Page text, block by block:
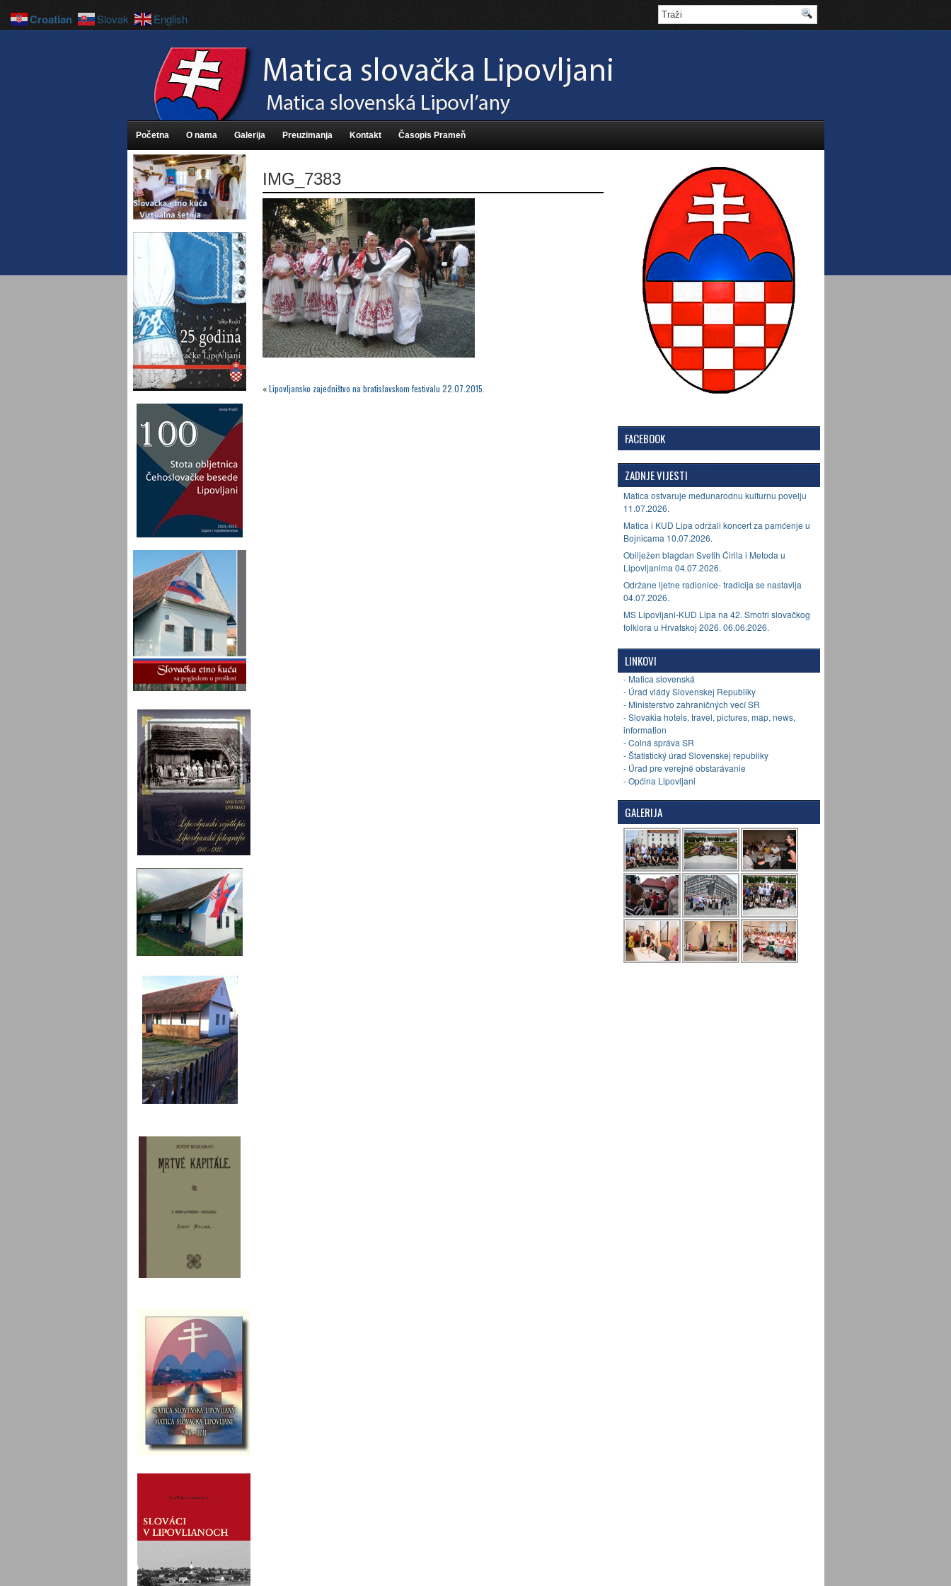
Početna O nama Galerija Preuzimanja Kontakt Časopis Prameň
IMG_7383
«Lipovljansko zajedništvo na bratislavskom festivalu 22.07.2015.
FACEBOOK
ZADNJE VIJESTI
Matica ostvaruje međunarodnu kulturnu povelju
11.07.2026.
Matica i KUD Lipa održali koncert za pamćenje u
Bojnicama 10.07.2026.
Obilježen blagdan Svetih Ćirila i Metoda u
Lipovljanima 04.07.2026.
Održane ljetne radionice- tradicija se nastavlja
04.07.2026.
MS Lipovljani-KUD Lipa na 42. Smotri slovačkog
folklora u Hrvatskoj 2026. 06.06.2026.
LINKOVI
- Matica slovenská
- Úrad vlády Slovenskej Republiky
- Ministerstvo zahraničných vecí SR
- Slovakia hotels, travel, pictures, map, news,
information
- Colná správa SR
- Štatistický úrad Slovenskej republiky
- Úrad pre verejné obstarávanie
- Općina Lipovljani
GALERIJA
Croatian Slovak English